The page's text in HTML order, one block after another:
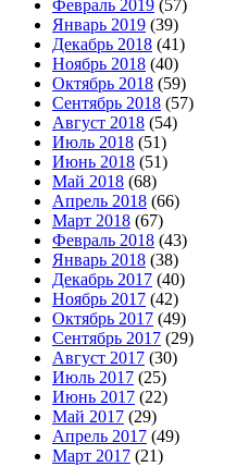
Февраль 2019 (57)
Январь 2019 (39)
Декабрь 2018 (41)
Ноябрь 2018 (40)
Октябрь 2018 (59)
Сентябрь 2018 (57)
Август 2018 (54)
Июль 2018 (51)
Июнь 2018 (51)
Май 2018 (68)
Апрель 2018 (66)
Март 2018 (67)
Февраль 2018 (43)
Январь 2018 (38)
Декабрь 2017 (40)
Ноябрь 2017 (42)
Октябрь 2017 (49)
Сентябрь 2017 (29)
Август 2017 (30)
Июль 2017 (25)
Июнь 2017 (22)
Май 2017 (29)
Апрель 2017 (49)
Март 2017 (21)